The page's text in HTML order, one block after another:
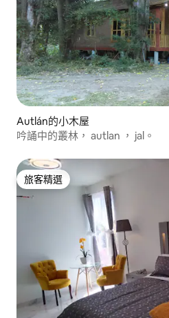
Autlán的小木屋
吟誦中的叢林， autlan ， jal。
旅客精選
旅客精選